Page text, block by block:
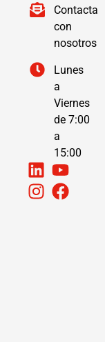
Contacta
con
nosotros
Lunes
a
Viernes
de 7:00
a
15:00